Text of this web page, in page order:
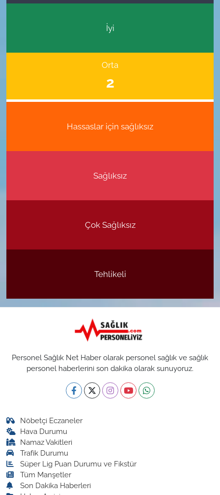
İyi
Orta
2
Hassaslar için sağlıksız
Sağlıksız
Çok Sağlıksız
Tehlikeli
Personel Sağlık Net Haber olarak personel sağlık ve sağlık
personel haberlerini son dakika olarak sunuyoruz.
Nöbetçi Eczaneler
Hava Durumu
Namaz Vakitleri
Trafik Durumu
Süper Lig Puan Durumu ve Fikstür
Tüm Manşetler
Son Dakika Haberleri